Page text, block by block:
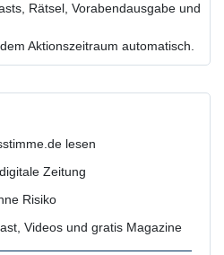
Rätsel, Vorabendausgabe und
Aktionszeitraum automatisch.
und
lesen
Zeitung
Risiko
Videos und gratis Magazine